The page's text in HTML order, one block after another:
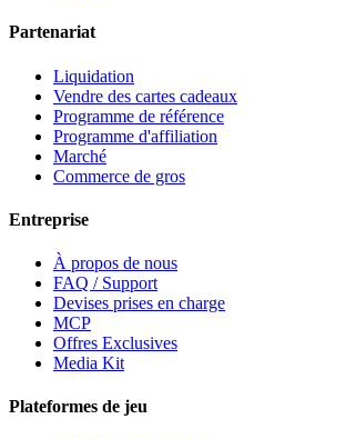
Partenariat
Liquidation
Vendre des cartes cadeaux
Programme de référence
Programme d'affiliation
Marché
Commerce de gros
Entreprise
À propos de nous
FAQ / Support
Devises prises en charge
MCP
Offres Exclusives
Media Kit
Plateformes de jeu